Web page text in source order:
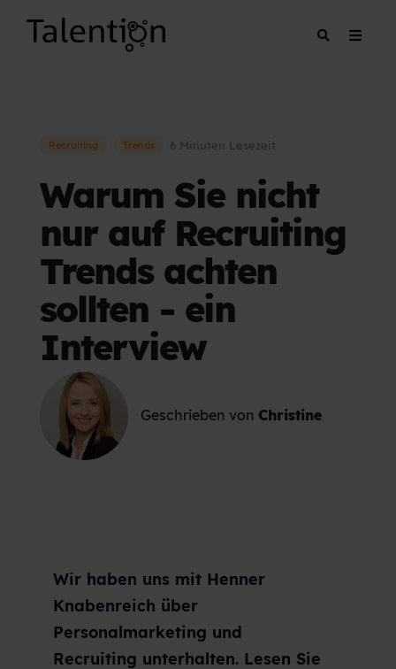
Recruiting Trends 6 Minuten Lesezeit
Warum Sie nicht
nur auf Recruiting
Trends achten
sollten - ein
Interview
Geschrieben von Christine
Wir haben uns mit Henner
Knabenreich über
Personalmarketing und
Recruiting unterhalten. Lesen Sie